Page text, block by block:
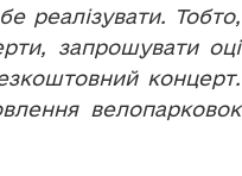
реалізувати. Тобто,
запрошувати оці
концерт.
велопарковок